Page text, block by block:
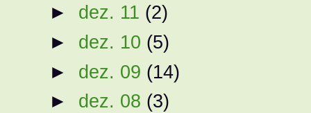
► dez. 11 (2)
► dez. 10 (5)
► dez. 09 (14)
► dez. 08 (3)